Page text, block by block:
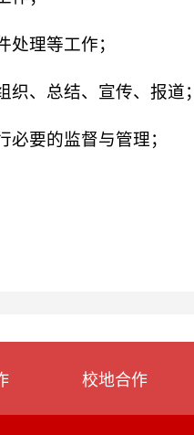
理等工作；
、总结、宣传、报道；
要的监督与管理；
校地合作